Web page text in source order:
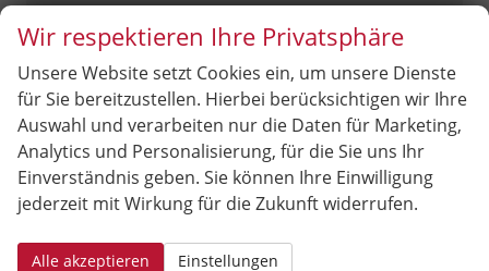
Lichttechnik
Kurvenlicht, Lichtsensor, LED-Rückleuchten, LED-
Scheinwerfer, Fernlichtassistent, LED-Tagfahrlicht,
Kurvenlicht, adaptiv (AFS), Voll-LED Scheinwerfer
Pannenhilfe
Pannenkit
Start/Stop-Automatik
vorhanden
Waschwasserstandsanzeige
vorhanden
Zentralverriegelung
Schlüssellose Zentralverriegelung (Keyless Go)
Wir respektieren Ihre Privatsphäre
Unsere Website setzt Cookies ein, um unsere Dienste
für Sie bereitzustellen. Hierbei berücksichtigen wir Ihre
Auswahl und verarbeiten nur die Daten für Marketing,
Analytics und Personalisierung, für die Sie uns Ihr
Einverständnis geben. Sie können Ihre Einwilligung
jederzeit mit Wirkung für die Zukunft widerrufen.
Alle akzeptieren Einstellungen